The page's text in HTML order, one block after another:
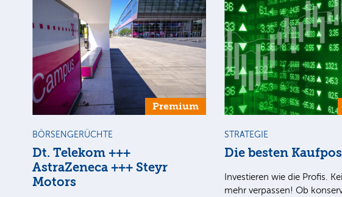
Premium
BÖRSENGERÜCHTE
Dt. Telekom +++
AstraZeneca +++ Steyr
Motors
STRATEGIE
Die besten
Investieren wie die Profis.
mehr verpassen! Ob